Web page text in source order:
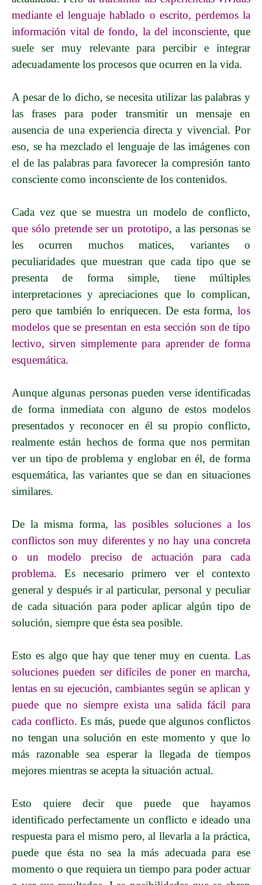
mediante el lenguaje hablado o escrito, perdemos la
información vital de fondo, la del inconsciente, que
suele ser muy relevante para percibir e integrar
adecuadamente los procesos que ocurren en la vida.
A pesar de lo dicho, se necesita utilizar las palabras y
las frases para poder transmitir un mensaje en
ausencia de una experiencia directa y vivencial. Por
eso, se ha mezclado el lenguaje de las imágenes con
el de las palabras para favorecer la compresión tanto
consciente como inconsciente de los contenidos.
Cada vez que se muestra un modelo de conflicto,
que sólo pretende ser un prototipo, a las personas se
les ocurren muchos matices, variantes o
peculiaridades que muestran que cada tipo que se
presenta de forma simple, tiene múltiples
interpretaciones y apreciaciones que lo complican,
pero que también lo enriquecen. De esta forma, los
modelos que se presentan en esta sección son de tipo
lectivo, sirven simplemente para aprender de forma
esquemática.
Aunque algunas personas pueden verse identificadas
de forma inmediata con alguno de estos modelos
presentados y reconocer en él su propio conflicto,
realmente están hechos de forma que nos permitan
ver un tipo de problema y englobar en él, de forma
esquemática, las variantes que se dan en situaciones
similares.
De la misma forma,las posibles soluciones a los
conflictos son muy diferentes y no hay una concreta
o un modelo preciso de actuación para cada
problema.Es necesario primero ver el contexto
general y después ir al particular, personal y peculiar
de cada situación para poder aplicar algún tipo de
solución, siempre que ésta sea posible.
Esto es algo que hay que tener muy en cuenta. Las
soluciones pueden ser difíciles de poner en marcha,
lentas en su ejecución, cambiantes según se aplican y
puede que no siempre exista una salida fácil para
cada conflicto. Es más, puede que algunos conflictos
no tengan una solución en este momento y que lo
más razonable sea esperar la llegada de tiempos
mejores mientras se acepta la situación actual.
Esto quiere decir que puede que hayamos
identificado perfectamente un conflicto e ideado una
respuesta para el mismo pero, al llevarla a la práctica,
puede que ésta no sea la más adecuada para ese
momento o que requiera un tiempo para poder actuar